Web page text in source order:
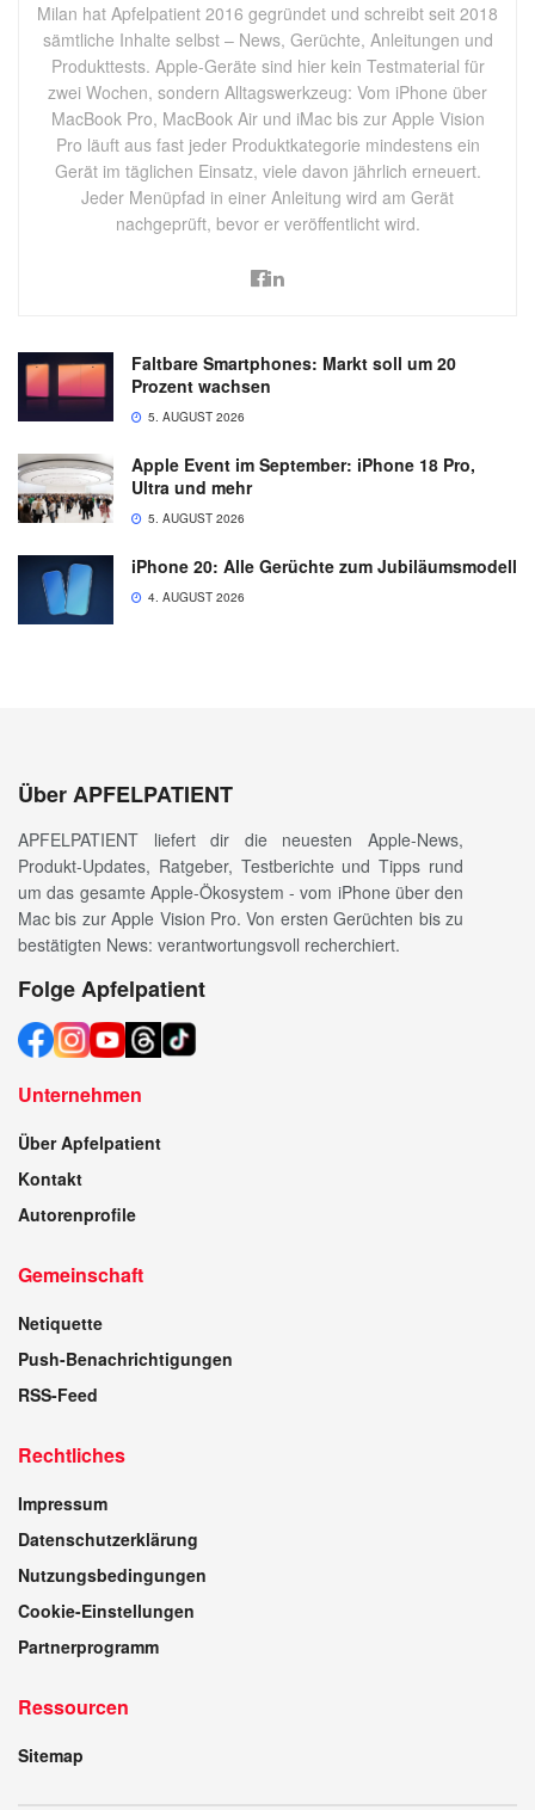
Milan hat Apfelpatient 2016 gegründet und schreibt seit 2018
sämtliche Inhalte selbst – News, Gerüchte, Anleitungen und
Produkttests. Apple-Geräte sind hier kein Testmaterial für
zwei Wochen, sondern Alltagswerkzeug: Vom iPhone über
MacBook Pro, MacBook Air und iMac bis zur Apple Vision
Pro läuft aus fast jeder Produktkategorie mindestens ein
Gerät im täglichen Einsatz, viele davon jährlich erneuert.
Jeder Menüpfad in einer Anleitung wird am Gerät
nachgeprüft, bevor er veröffentlicht wird.
Faltbare Smartphones: Markt soll um 20
Prozent wachsen
5. AUGUST 2026
Apple Event im September: iPhone 18 Pro,
Ultra und mehr
5. AUGUST 2026
iPhone 20: Alle Gerüchte zum Jubiläumsmodell
4. AUGUST 2026
Über APFELPATIENT
APFELPATIENT liefert dir die neuesten Apple-News,
Produkt-Updates, Ratgeber, Testberichte und Tipps rund
um das gesamte Apple-Ökosystem - vom iPhone über den
Mac bis zur Apple Vision Pro. Von ersten Gerüchten bis zu
bestätigten News: verantwortungsvoll recherchiert.
Folge Apfelpatient
Unternehmen
Über Apfelpatient
Kontakt
Autorenprofile
Gemeinschaft
Netiquette
Push-Benachrichtigungen
RSS-Feed
Rechtliches
Impressum
Datenschutzerklärung
Nutzungsbedingungen
Cookie-Einstellungen
Partnerprogramm
Ressourcen
Sitemap